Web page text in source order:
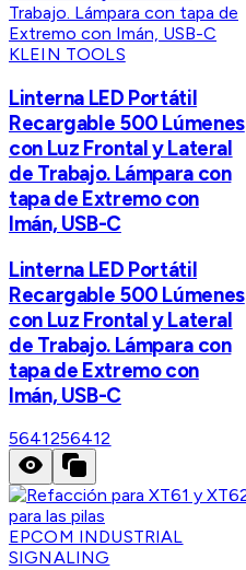
KLEIN TOOLS
Linterna LED Portátil
Recargable 500 Lúmenes
con Luz Frontal y Lateral
de Trabajo. Lámpara con
tapa de Extremo con
Imán, USB-C
Linterna LED Portátil
Recargable 500 Lúmenes
con Luz Frontal y Lateral
de Trabajo. Lámpara con
tapa de Extremo con
Imán, USB-C
5641256412
EPCOM INDUSTRIAL
SIGNALING